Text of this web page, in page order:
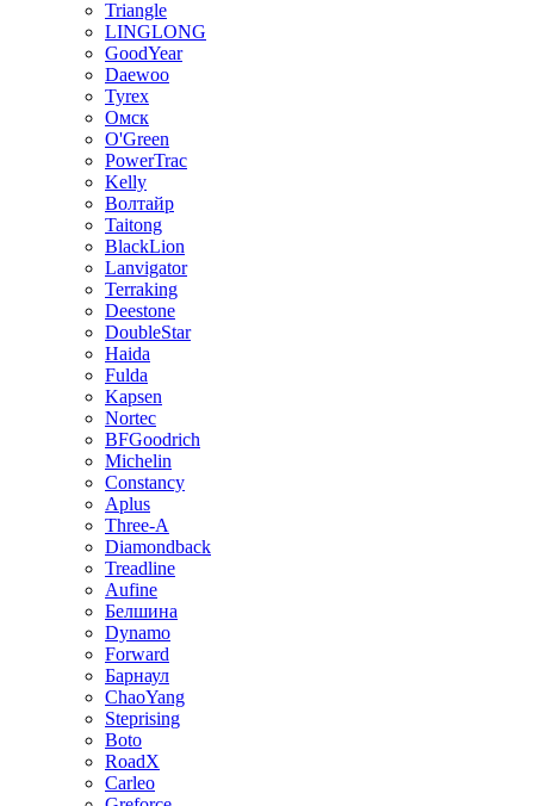
Triangle
LINGLONG
GoodYear
Daewoo
Tyrex
Омск
O'Green
PowerTrac
Kelly
Волтайр
Taitong
BlackLion
Lanvigator
Terraking
Deestone
DoubleStar
Haida
Fulda
Kapsen
Nortec
BFGoodrich
Michelin
Constancy
Aplus
Three-A
Diamondback
Treadline
Aufine
Белшина
Dynamo
Forward
Барнаул
ChaoYang
Steprising
Boto
RoadX
Carleo